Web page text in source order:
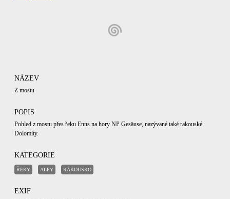
NÁZEV
Z mostu
POPIS
Pohled z mostu přes řeku Enns na hory NP Gesäuse, nazývané také rakouské
Dolomity.
KATEGORIE
ŘEKY ALPY RAKOUSKO
EXIF